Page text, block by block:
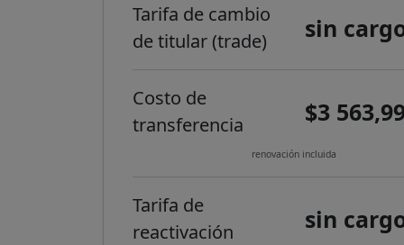
Tarifa de cambio
de titular (trade)
sin
Costo de
transferencia
$3
renovación incluida
Tarifa de
reactivación
sin